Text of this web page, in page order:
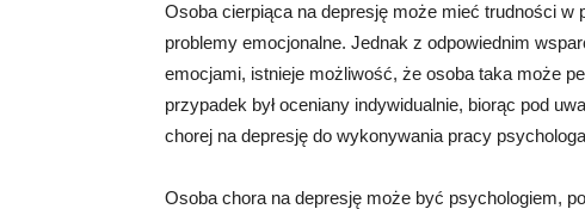
Osoba cierpiąca na depresję może mieć trudności w
problemy emocjonalne. Jednak z odpowiednim
emocjami, istnieje możliwość, że osoba taka może
przypadek był oceniany indywidualnie, biorąc pod
chorej na depresję do wykonywania pracy
Osoba chora na depresję może być psychologiem,